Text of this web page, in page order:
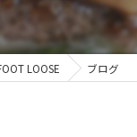
LOOSE ブログ